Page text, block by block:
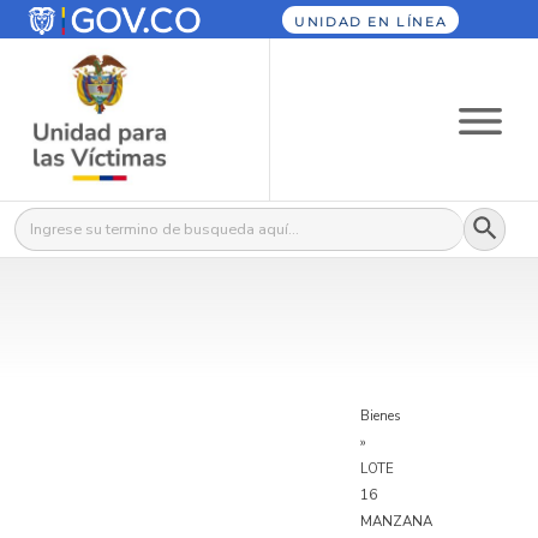
UNIDAD EN LÍNEA
Buscar: Botón
Bienes
»
LOTE
16
MANZANA